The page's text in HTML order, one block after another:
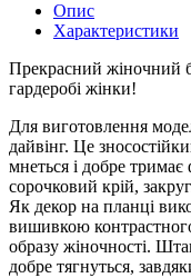
Опис
Характеристики
Прекрасний жіночний
гардеробі жінки!
Для виготовлення
дайвінг. Це
мнеться і добре
сорочковий крій,
Як декор на планці
вишивкою
образу жіночності.
добре тягнуться,